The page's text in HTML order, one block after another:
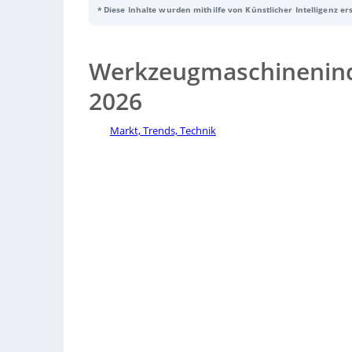
Auftragseingang im ersten Halbjahr 2023 um 5 Prozent
* Diese Inhalte wurden mithilfe von Künstlicher Intelligenz
2026
Markt, Trends, Technik